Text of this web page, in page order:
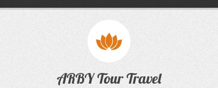
ARBY Tour Travel